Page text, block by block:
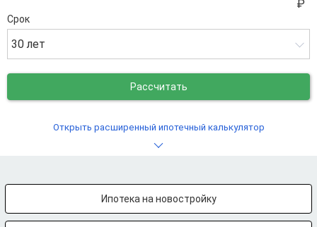
Срок
30 лет
Рассчитать
Открыть расширенный ипотечный калькулятор
Ипотека на новостройку